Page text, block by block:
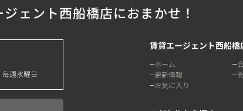
ェント西船橋店におまかせ！
週水曜日
賃貸エージェント西船橋
ホーム
更新情報
お気に入り